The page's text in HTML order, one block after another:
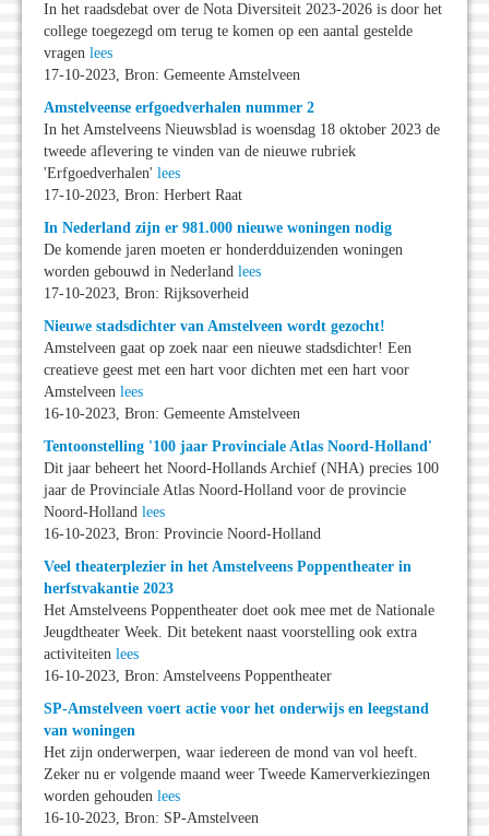
In het raadsdebat over de Nota Diversiteit 2023-2026 is door het
college toegezegd om terug te komen op een aantal gestelde
vragen lees
17-10-2023, Bron: Gemeente Amstelveen
Amstelveense erfgoedverhalen nummer 2
In het Amstelveens Nieuwsblad is woensdag 18 oktober 2023 de
tweede aflevering te vinden van de nieuwe rubriek
'Erfgoedverhalen' lees
17-10-2023, Bron: Herbert Raat
In Nederland zijn er 981.000 nieuwe woningen nodig
De komende jaren moeten er honderdduizenden woningen
worden gebouwd in Nederland lees
17-10-2023, Bron: Rijksoverheid
Nieuwe stadsdichter van Amstelveen wordt gezocht!
Amstelveen gaat op zoek naar een nieuwe stadsdichter! Een
creatieve geest met een hart voor dichten met een hart voor
Amstelveen lees
16-10-2023, Bron: Gemeente Amstelveen
Tentoonstelling '100 jaar Provinciale Atlas Noord-Holland'
Dit jaar beheert het Noord-Hollands Archief (NHA) precies 100
jaar de Provinciale Atlas Noord-Holland voor de provincie
Noord-Holland lees
16-10-2023, Bron: Provincie Noord-Holland
Veel theaterplezier in het Amstelveens Poppentheater in
herfstvakantie 2023
Het Amstelveens Poppentheater doet ook mee met de Nationale
Jeugdtheater Week. Dit betekent naast voorstelling ook extra
activiteiten lees
16-10-2023, Bron: Amstelveens Poppentheater
SP-Amstelveen voert actie voor het onderwijs en leegstand
van woningen
Het zijn onderwerpen, waar iedereen de mond van vol heeft.
Zeker nu er volgende maand weer Tweede Kamerverkiezingen
worden gehouden lees
16-10-2023, Bron: SP-Amstelveen